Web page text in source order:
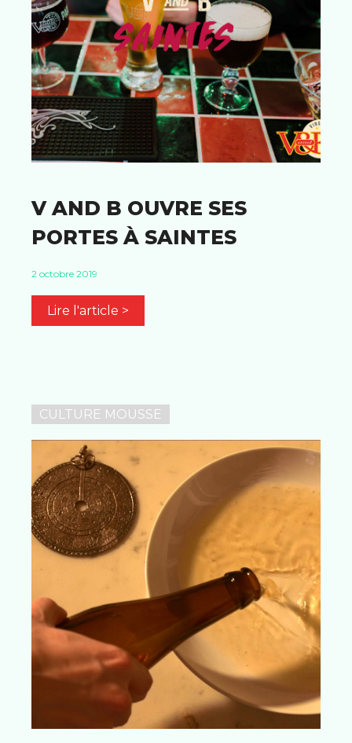
V AND B OUVRE SES
PORTES À SAINTES
2 octobre 2019
Lire l'article >
CULTURE MOUSSE